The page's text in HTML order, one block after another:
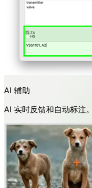
AI 辅助
AI 实时反馈和自动标注。